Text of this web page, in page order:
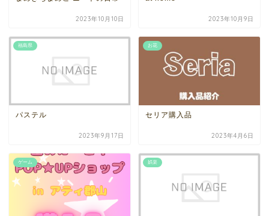
2023年10月10日 2023年10月9日
福島県
パステル
2023年9月17日
お花
セリア購入品
2023年4月6日
ゲーム 娯楽